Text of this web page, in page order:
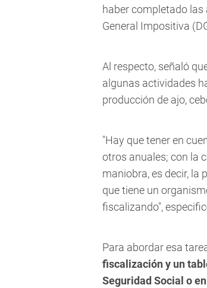
haber completado las
General Impositiva
Al respecto, señaló
algunas actividades
producción de ajo,
"Hay que tener en
otros anuales; con la
maniobra, es decir, la
que tiene un
fiscalizando",
Para abordar esa
fiscalización y un
Seguridad Social o